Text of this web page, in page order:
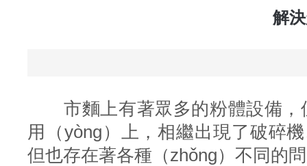
解
市麵上有著眾多的粉體設備，
用（yòng）上，相繼出現了破碎
但也存在著各種（zhǒng）不同的